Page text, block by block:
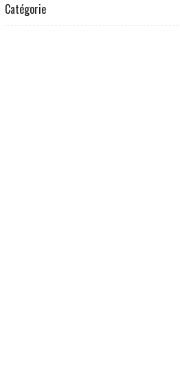
Catégorie